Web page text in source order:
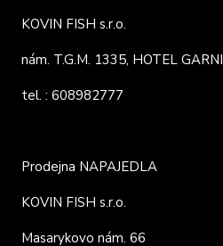
KOVIN FISH s.r.o.
nám. T.G.M. 1335, HOTEL GARNI
tel. : 608982777
Prodejna NAPAJEDLA
KOVIN FISH s.r.o.
Masarykovo nám. 66